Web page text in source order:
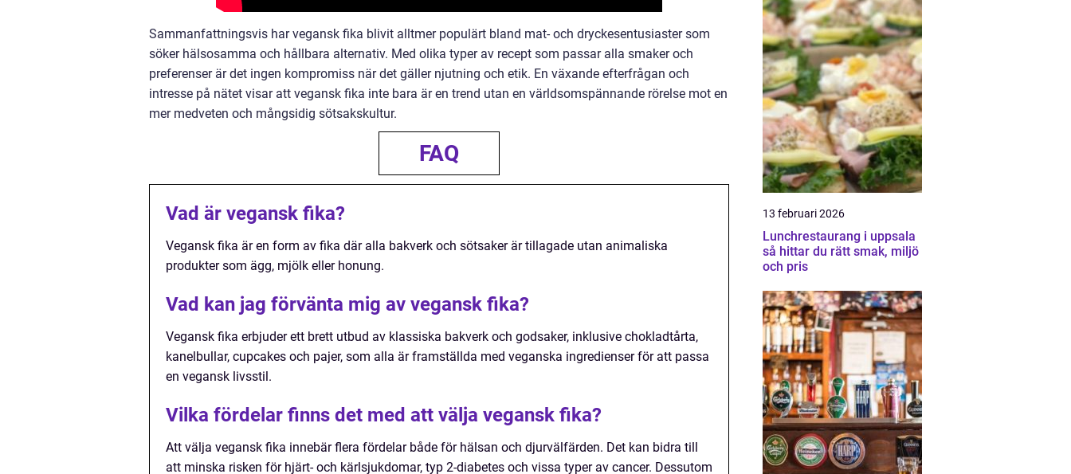
Sammanfattningsvis har vegansk fika blivit alltmer populärt bland mat- och dryckesentusiaster som
söker hälsosamma och hållbara alternativ. Med olika typer av recept som passar alla smaker och
preferenser är det ingen kompromiss när det gäller njutning och etik. En växande efterfrågan och
intresse på nätet visar att vegansk fika inte bara är en trend utan en världsomspännande rörelse mot en
mer medveten och mångsidig sötsakskultur.
FAQ
Vad är vegansk fika?
Vegansk fika är en form av fika där alla bakverk och sötsaker är tillagade utan animaliska
produkter som ägg, mjölk eller honung.
Vad kan jag förvänta mig av vegansk fika?
Vegansk fika erbjuder ett brett utbud av klassiska bakverk och godsaker, inklusive chokladtårta,
kanelbullar, cupcakes och pajer, som alla är framställda med veganska ingredienser för att passa
en vegansk livsstil.
Vilka fördelar finns det med att välja vegansk fika?
Att välja vegansk fika innebär flera fördelar både för hälsan och djurvälfärden. Det kan bidra till
att minska risken för hjärt- och kärlsjukdomar, typ 2-diabetes och vissa typer av cancer. Dessutom
13 februari 2026
Lunchrestaurang i uppsala
så hittar du rätt smak, miljö
och pris